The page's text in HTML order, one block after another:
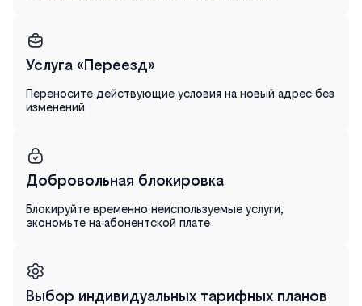
Услуга «Переезд»
Переносите действующие условия на новый адрес без
изменений
Добровольная блокировка
Блокируйте временно неиспользуемые услуги,
экономьте на абонентской плате
Выбор индивидуальных тарифных планов